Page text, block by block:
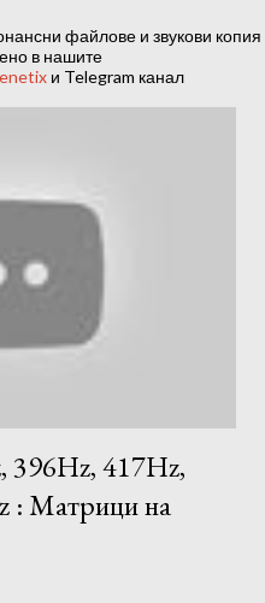
файлове и звукови копия
в нашите
и Telegram канал
396Hz, 417Hz,
: Матрици на